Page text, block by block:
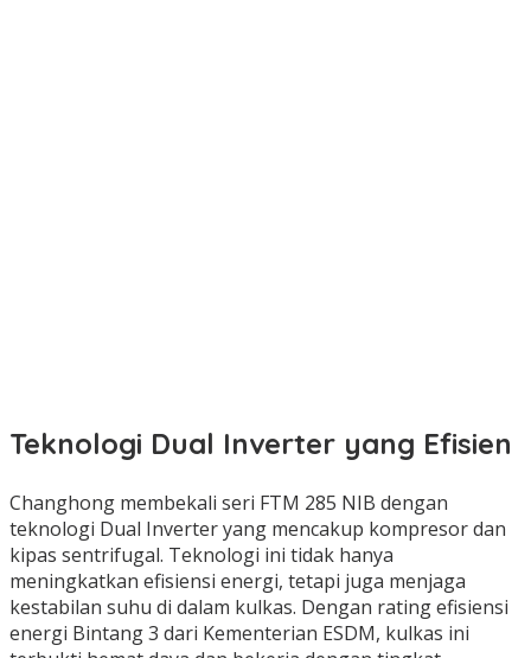
Teknologi Dual Inverter yang Efisien
Changhong membekali seri FTM 285 NIB dengan
teknologi Dual Inverter yang mencakup kompresor dan
kipas sentrifugal. Teknologi ini tidak hanya
meningkatkan efisiensi energi, tetapi juga menjaga
kestabilan suhu di dalam kulkas. Dengan rating efisiensi
energi Bintang 3 dari Kementerian ESDM, kulkas ini